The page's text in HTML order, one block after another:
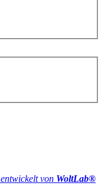
, entwickelt von WoltLab®